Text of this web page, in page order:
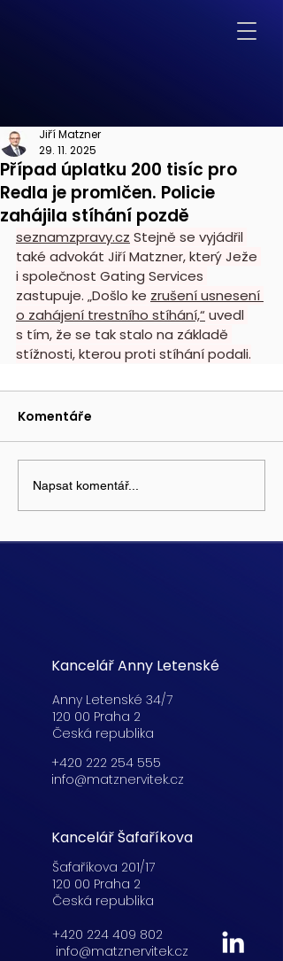
Případ úplatku 200 tisíc pro
Redla je promlčen. Policie
zahájila stíhání pozdě
Jiří Matzner
29. 11. 2025
seznamzpravy.cz Stejně se vyjádřil
také advokát Jiří Matzner, který Ježe
i společnost Gating Services
zastupuje. „Došlo ke zrušení usnesení
o zahájení trestního stíhání,“ uvedl
s tím, že se tak stalo na základě
stížnosti, kterou proti stíhání podali.
Komentáře
Napsat komentář...
Kancelář Anny Letenské
Anny Letenské 34/7
120 00 Praha 2
Česká republika
+420 222 254 555
info@matznervitek.cz
Kancelář Šafaříkova
Šafaříkova 201/17
120 00 Praha 2
Česká republika
+420 224 409 802
info@matznervitek.cz